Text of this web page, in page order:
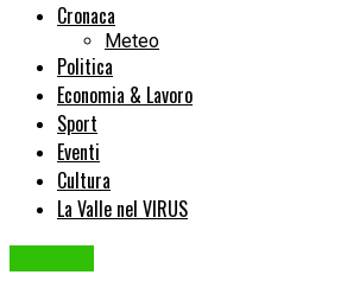
Cronaca
Meteo
Politica
Economia & Lavoro
Sport
Eventi
Cultura
La Valle nel VIRUS